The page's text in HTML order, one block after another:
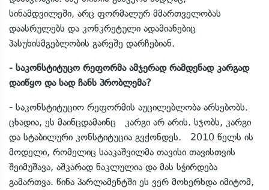
სინამდვილეში, არც ფორმალურ მმართველობას
დაასრულებს და კონკრეტული ადამიანებიც
პასუხისმგებლობის გარეშე დარჩებიან.
- საკონსტიტუცო რეფორმა ამჯერად რამდენად კარგად
დაიწყო და სად ჩანს პრობლემა?
- საკონსტიტუციო რეფორმის აუცილებლობა არსებობს.
ცხადია, ეს მაინცდამაინც კარგი არ არის. სჯობს, კარგი
და სტაბილური კონსტიტუცია გვქონდეს. 2010 წელს ის
მოდელი, რომელიც სააკაშვილმა თავისი თავისთვის
შეიმუშავა, აშკარად ნაკლულია და მას სჭირდება
გამართვა. წინა პარლამენტში ეს ვერ მოხერხდა იმიტომ,